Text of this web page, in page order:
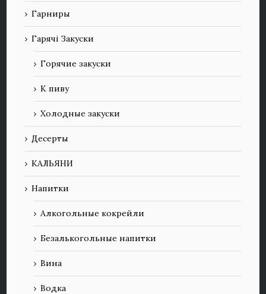
Гарниры
Гарячі Закуски
Горячие закуски
К пиву
Холодные закуски
Десерты
КАЛЬЯНИ
Напитки
Алкогольные кокрейли
Безалькогольные напитки
Вина
Водка